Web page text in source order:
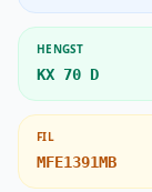
HENGST
KX 70 D
FIL
MFE1391MB